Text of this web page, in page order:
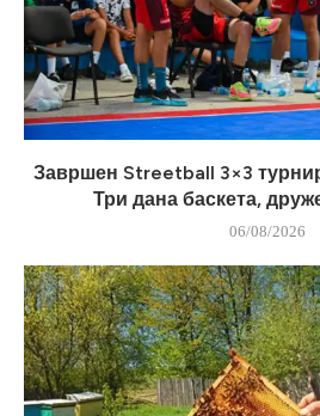
Завршен Streetball 3×3
Три дана баскета,
06/08/2026